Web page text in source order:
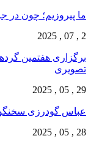
ما پیروزیم؛ چون در
2 , 07 , 2025
برگزاری هفتمین
تصویری
29 , 05 , 2025
عباس گودرزی
28 , 05 , 2025